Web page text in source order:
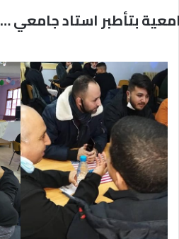
بتأطبر استاد جامعي …